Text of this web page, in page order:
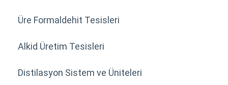
Üre Formaldehit Tesisleri
Alkid Üretim Tesisleri
Distilasyon Sistem ve Üniteleri